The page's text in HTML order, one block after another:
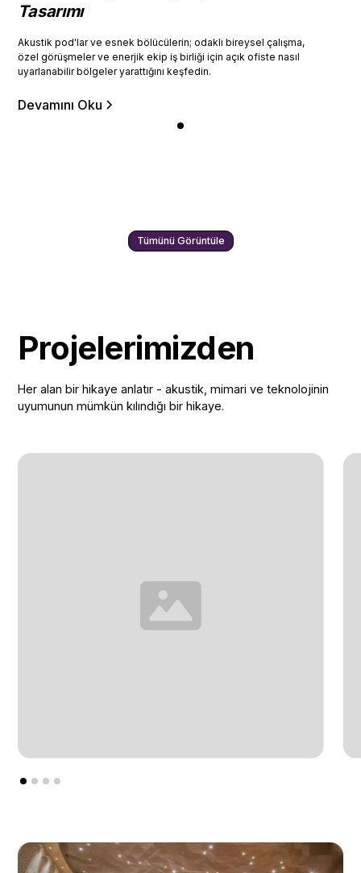
Tasarımı
Akustik pod'lar ve esnek bölücülerin; odaklı bireysel çalışma,
özel görüşmeler ve enerjik ekip iş birliği için açık ofiste nasıl
uyarlanabilir bölgeler yarattığını keşfedin.
Devamını Oku
Tümünü Görüntüle
Projelerimizden
Her alan bir hikaye anlatır - akustik, mimari ve teknolojinin
uyumunun mümkün kılındığı bir hikaye.